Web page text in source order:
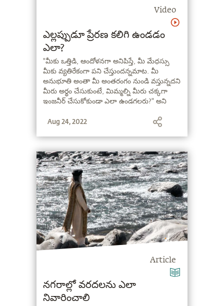
Video
ఎల్లప్పుడూ ప్రేరణ కలిగి ఉండడం
ఎలా?
"మీకు ఒత్తిడి, ఆందోళనగా అనిపిస్తే, మీ మేధస్సు
మీకు వ్యతిరేకంగా పని చేస్తుందన్నమాట. మీ
అనుభూతి అంతా మీ అంతరంగం నుండి వస్తున్నదని
మీరు అర్థం చేసుకుంటే, మిమ్మల్ని మీరు చక్కగా
ఇంజనీర్ చేసుకోకుండా ఎలా ఉండగలరు?" అని
Aug 24, 2022
Article
నగరాల్లో వరదలను ఎలా
నివారించాలి